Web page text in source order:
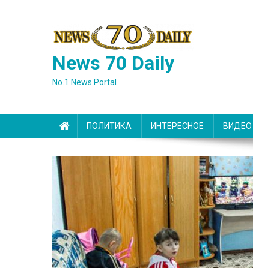
News 70 Daily
No.1 News Portal
ПОЛИТИКА ИНТЕРЕСНОЕ ВИДЕО